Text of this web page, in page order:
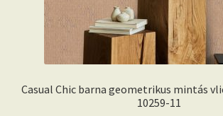
Casual Chic barna geometrikus mintás
10259-11